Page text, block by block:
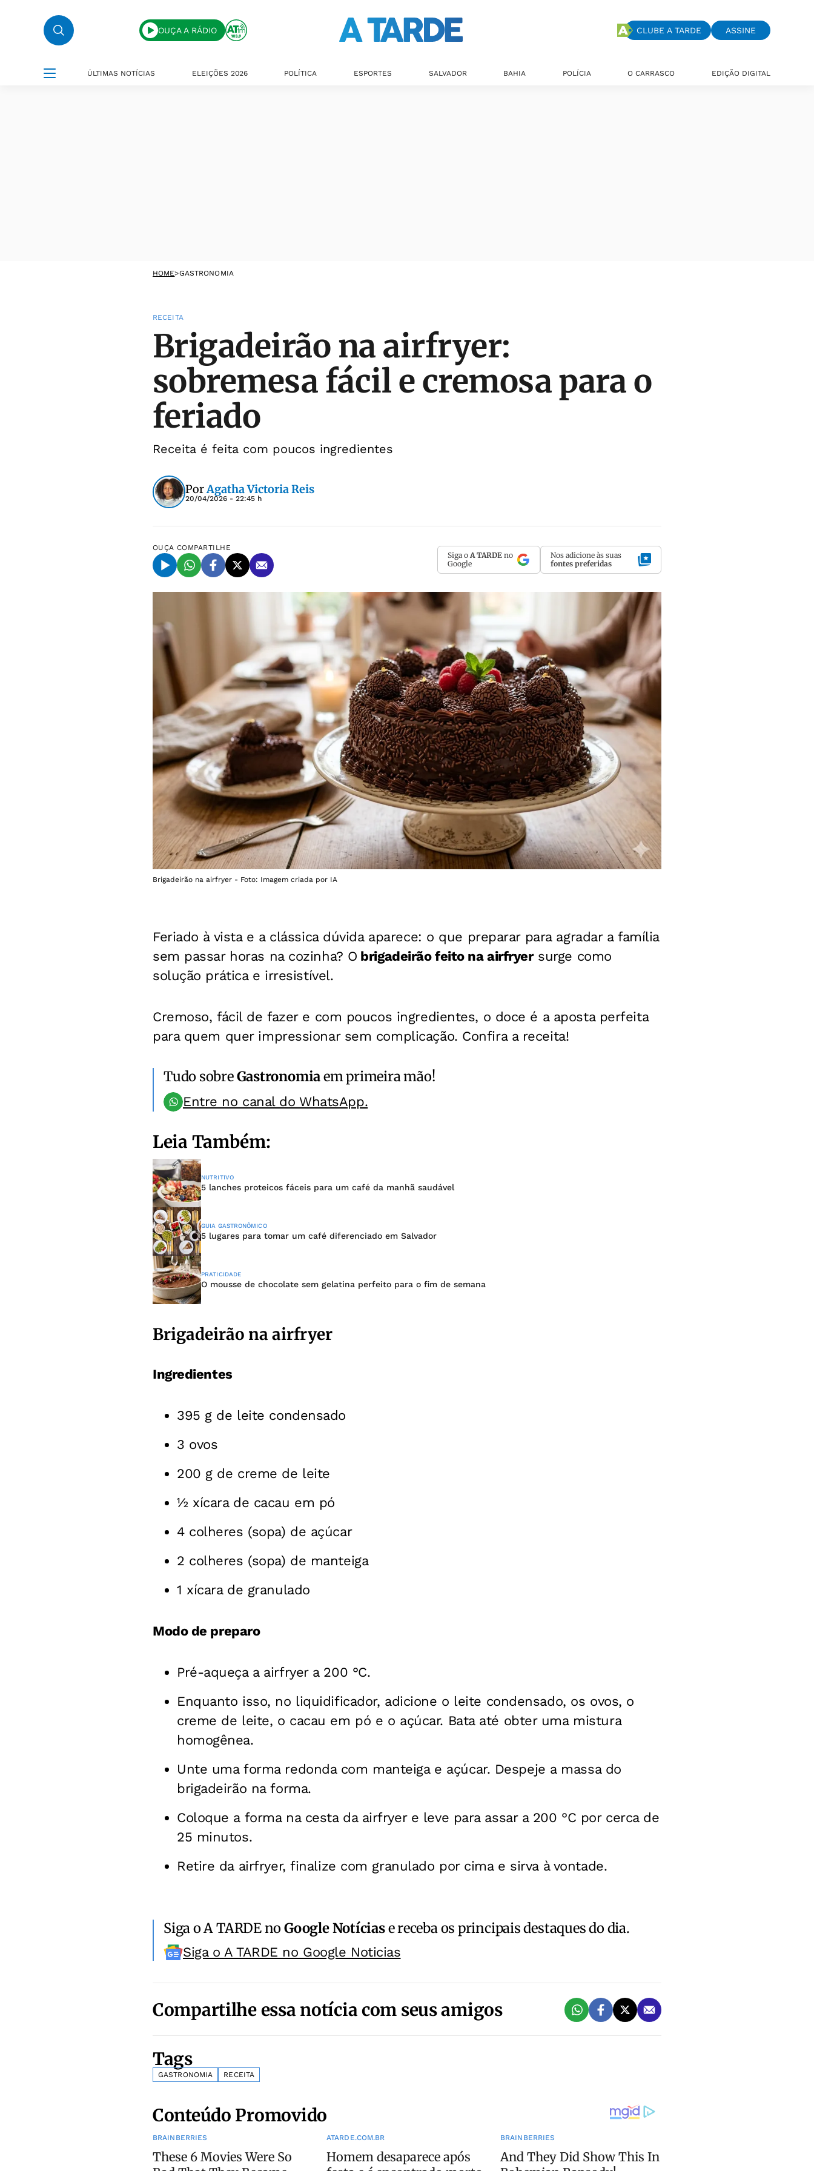
OUÇA A RÁDIO CLUBE A TARDE ASSINE
ÚLTIMAS NOTÍCIAS ELEIÇÕES 2026 POLÍTICA ESPORTES SALVADOR BAHIA POLÍCIA O CARRASCO EDIÇÃO DIGITAL
HOME>GASTRONOMIA
RECEITA
Brigadeirão na airfryer:
sobremesa fácil e cremosa para o
feriado
Receita é feita com poucos ingredientes
PorAgatha Victoria Reis
20/04/2026 - 22:45 h
OUÇA COMPARTILHE
Siga o A TARDE no
Google
Nos adicione às suas
fontes preferidas
Brigadeirão na airfryer - Foto: Imagem criada por IA
Feriado à vista e a clássica dúvida aparece: o que preparar para agradar a família
sem passar horas na cozinha? O brigadeirão feito na airfryersurge como
solução prática e irresistível.
Cremoso, fácil de fazer e com poucos ingredientes, o doce é a aposta perfeita
para quem quer impressionar sem complicação. Confira a receita!
Tudo sobreGastronomiaem primeira mão!
Entre no canal do WhatsApp.
Leia Também:
NUTRITIVO
5 lanches proteicos fáceis para um café da manhã saudável
GUIA GASTRONÔMICO
5 lugares para tomar um café diferenciado em Salvador
PRATICIDADE
O mousse de chocolate sem gelatina perfeito para o fim de semana
Brigadeirão na airfryer
Ingredientes
395 g de leite condensado
3 ovos
200 g de creme de leite
½ xícara de cacau em pó
4 colheres (sopa) de açúcar
2 colheres (sopa) de manteiga
1 xícara de granulado
Modo de preparo
Pré-aqueça a airfryer a 200 °C.
Enquanto isso, no liquidificador, adicione o leite condensado, os ovos, o
creme de leite, o cacau em pó e o açúcar. Bata até obter uma mistura
homogênea.
Unte uma forma redonda com manteiga e açúcar. Despeje a massa do
brigadeirão na forma.
Coloque a forma na cesta da airfryer e leve para assar a 200 °C por cerca de
25 minutos.
Retire da airfryer, finalize com granulado por cima e sirva à vontade.
Siga o A TARDE noGoogle Notíciase receba os principais destaques do dia.
Siga o A TARDE no Google Noticias
Compartilhe essa notícia com seus amigos
Tags
GASTRONOMIA RECEITA